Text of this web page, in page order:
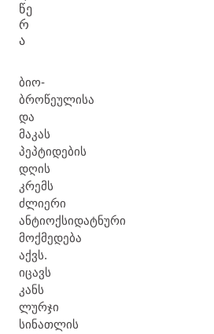
ᲬᲔ
Რ
Ა
ბიო-
ბროწეულისა
და
მაკას
პეპტიდების
დღის
კრემს
ძლიერი
ანტიოქსიდატნური
მოქმედება
აქვს.
იცავს
კანს
ლურჯი
სინათლის